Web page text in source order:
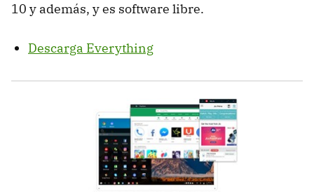
10 y además, y es software libre.
Descarga Everything